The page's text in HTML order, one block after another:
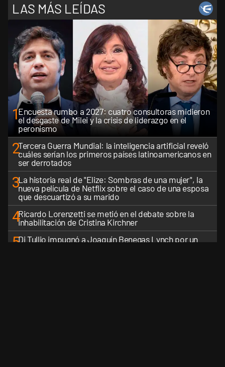
LAS MÁS LEÍDAS
1Encuesta rumbo a 2027: cuatro consultoras midieron
el desgaste de Milei y la crisis de liderazgo en el
peronismo
2Tercera Guerra Mundial: la inteligencia artificial reveló
cuáles serían los primeros países latinoamericanos en
ser derrotados
3La historia real de "Elize: Sombras de una mujer", la
nueva película de Netflix sobre el caso de una esposa
que descuartizó a su marido
4Ricardo Lorenzetti se metió en el debate sobre la
inhabilitación de Cristina Kirchner
5Di Tullio impugnó a Joaquín Benegas Lynch por un